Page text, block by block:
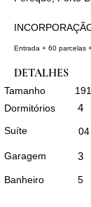
Entrada + 60 parcelas
DETALHES
Tamanho
Dormitórios
4
Suíte 04
Garagem 3
Banheiro 5